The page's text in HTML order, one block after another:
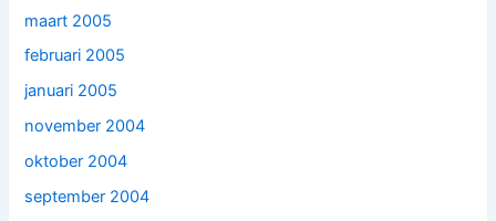
maart 2005
februari 2005
januari 2005
november 2004
oktober 2004
september 2004